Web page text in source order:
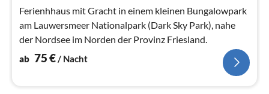
Ferienhhaus mit Gracht in einem kleinen Bungalowpark
am Lauwersmeer Nationalpark (Dark Sky Park), nahe
der Nordsee im Norden der Provinz Friesland.
ab 75€/ Nacht